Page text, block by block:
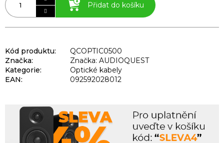
Přidat do košíku
Kód produktu:
QCOPTIC0500
Značka:
Značka: AUDIOQUEST
Kategorie:
Optické kabely
EAN: 092592028012